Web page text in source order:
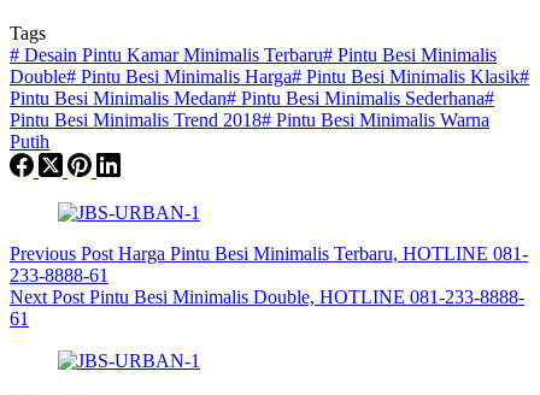
Tags
# Desain Pintu Kamar Minimalis Terbaru# Pintu Besi Minimalis
Double# Pintu Besi Minimalis Harga# Pintu Besi Minimalis Klasik#
Pintu Besi Minimalis Medan# Pintu Besi Minimalis Sederhana#
Pintu Besi Minimalis Trend 2018# Pintu Besi Minimalis Warna
Putih
Previous Post Harga Pintu Besi Minimalis Terbaru, HOTLINE 081-
233-8888-61
Next Post Pintu Besi Minimalis Double, HOTLINE 081-233-8888-
61